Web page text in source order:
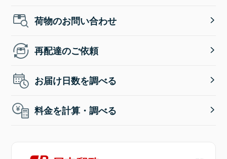
荷物のお問い合わせ
再配達のご依頼
お届け日数を調べる
料金を計算・調べる